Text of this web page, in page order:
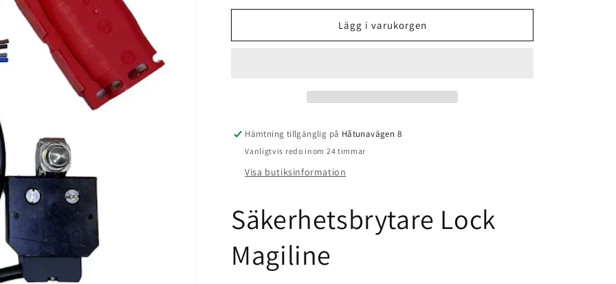
för
Säkerhetsbrytare
Lock
för
Säkerhetsbrytare
Lock
Lägg i varukorgen
Hämtning tillgänglig på Håtunavägen 8
Vanligtvis redo inom 24 timmar
Visa butiksinformation
Säkerhetsbrytare Lock
Magiline